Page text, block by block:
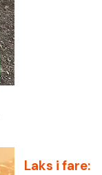
Laks i fare: